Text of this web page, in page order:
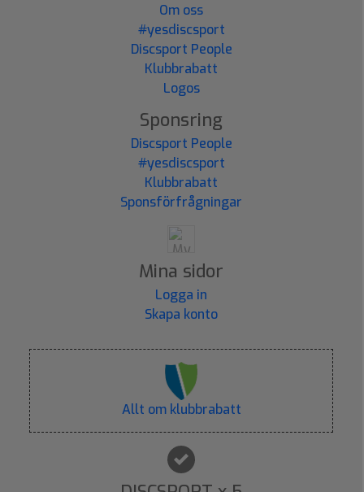
Om oss
#yesdiscsport
Discsport People
Klubbrabatt
Logos
Sponsring
Discsport People
#yesdiscsport
Klubbrabatt
Sponsförfrågningar
Mina sidor
Logga in
Skapa konto
Allt om klubbrabatt